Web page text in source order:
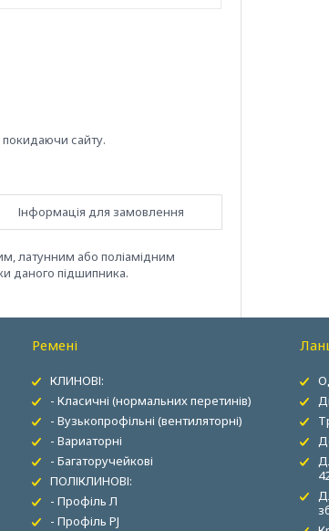
покидаючи сайту.
Інформація для замовлення
латунним або поліамідним
даного підшипника.
Ремені
КЛИНОВІ:
- Класичні (нормальних перетинів)
- Вузькопрофільні (вентиляторні)
- Вариаторні
- Багаторучейкові
ПОЛІКЛИНОВІ:
- Профіль Л
- Профіль PJ